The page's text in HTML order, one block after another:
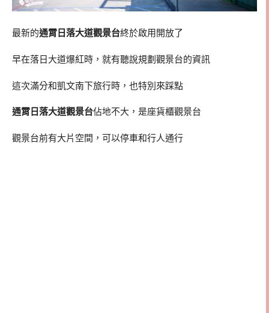
最新的通霄日落大道觀景台終於啟用開放了
早在落日大道爆紅時，就有聽說規劃觀景台的資訊
這次滿分和凱文南下旅行時，也特別來踩點
通霄日落大道觀景台佔地不大，是座貨櫃觀景台
觀景台前有大片空間，可以停車和行人通行